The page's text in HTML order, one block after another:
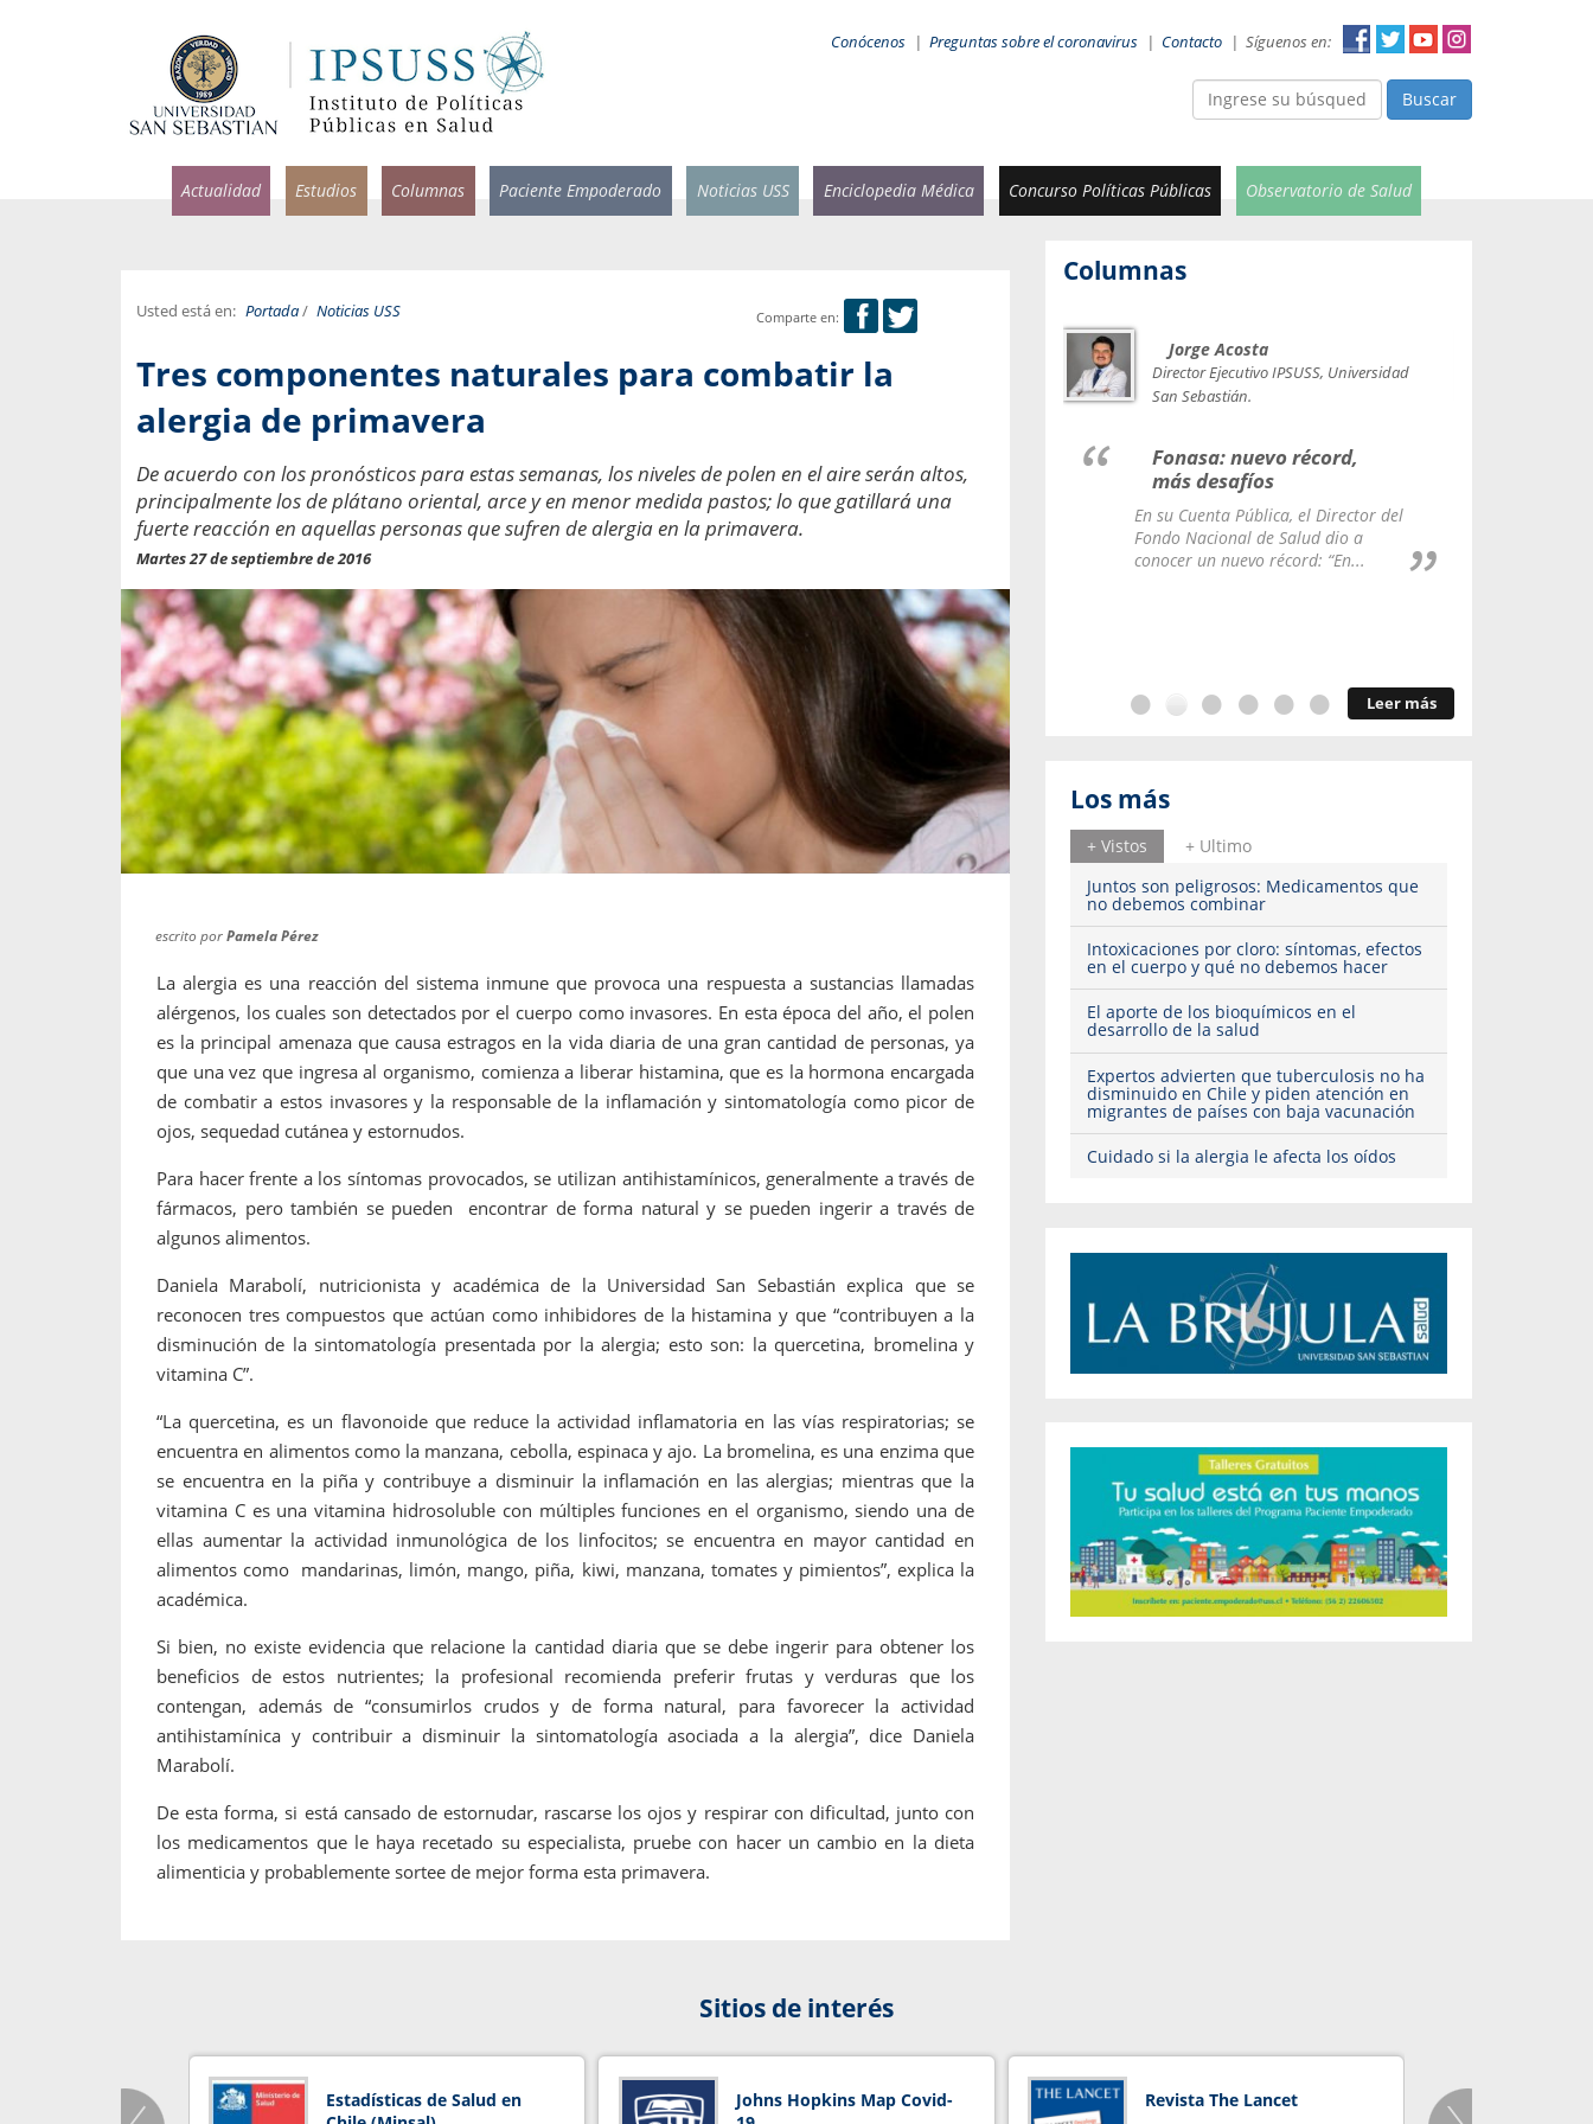
Conócenos | Preguntas sobre el coronavirus | Contacto | Síguenos en:
Buscar
Actualidad Estudios Columnas Paciente Empoderado Noticias USS Enciclopedia Médica Concurso Políticas Públicas Observatorio de Salud
Comparte en:
Usted está en: Portada/ Noticias USS
Tres componentes naturales para combatir la
alergia de primavera
De acuerdo con los pronósticos para estas semanas, los niveles de polen en el aire serán altos,
principalmente los de plátano oriental, arce y en menor medida pastos; lo que gatillará una
fuerte reacción en aquellas personas que sufren de alergia en la primavera.
Martes 27 de septiembre de 2016
escrito porPamela Pérez
La alergia es una reacción del sistema inmune que provoca una respuesta a sustancias llamadas
alérgenos, los cuales son detectados por el cuerpo como invasores. En esta época del año, el polen
es la principal amenaza que causa estragos en la vida diaria de una gran cantidad de personas, ya
que una vez que ingresa al organismo, comienza a liberar histamina, que es la hormona encargada
de combatir a estos invasores y la responsable de la inflamación y sintomatología como picor de
ojos, sequedad cutánea y estornudos.
Para hacer frente a los síntomas provocados, se utilizan antihistamínicos, generalmente a través de
fármacos, pero también se pueden encontrar de forma natural y se pueden ingerir a través de
algunos alimentos.
Daniela Marabolí, nutricionista y académica de la Universidad San Sebastián explica que se
reconocen tres compuestos que actúan como inhibidores de la histamina y que “contribuyen a la
disminución de la sintomatología presentada por la alergia; esto son: la quercetina, bromelina y
vitamina C”.
“La quercetina, es un flavonoide que reduce la actividad inflamatoria en las vías respiratorias; se
encuentra en alimentos como la manzana, cebolla, espinaca y ajo. La bromelina, es una enzima que
se encuentra en la piña y contribuye a disminuir la inflamación en las alergias; mientras que la
vitamina C es una vitamina hidrosoluble con múltiples funciones en el organismo, siendo una de
ellas aumentar la actividad inmunológica de los linfocitos; se encuentra en mayor cantidad en
alimentos como mandarinas, limón, mango, piña, kiwi, manzana, tomates y pimientos”, explica la
académica.
Si bien, no existe evidencia que relacione la cantidad diaria que se debe ingerir para obtener los
beneficios de estos nutrientes; la profesional recomienda preferir frutas y verduras que los
contengan, además de “consumirlos crudos y de forma natural, para favorecer la actividad
antihistamínica y contribuir a disminuir la sintomatología asociada a la alergia”, dice Daniela
Marabolí.
De esta forma, si está cansado de estornudar, rascarse los ojos y respirar con dificultad, junto con
los medicamentos que le haya recetado su especialista, pruebe con hacer un cambio en la dieta
alimenticia y probablemente sortee de mejor forma esta primavera.
Columnas
por incapacidad
entregados por la
sobre viajes al extranjero
Infectólogo y profesor asistente de
Usamos la palabra pandemia cuando
una enfermedad contagiosa se
propaga a un gran número de...
Decana facultad de Odontología,
salud bucal?
En Chile, nadie muere de caries ni de
enfermedades periodontales. Sin
Jorge Acosta
Director Ejecutivo IPSUSS, Universidad
San Sebastián.
Fonasa: nuevo récord,
más desafíos
En su Cuenta Pública, el Director del
Fondo Nacional de Salud dio a
conocer un nuevo récord: “En...
Leer más
Los más
+ Vistos
+ Ultimo
Juntos son peligrosos: Medicamentos que
no debemos combinar
Intoxicaciones por cloro: síntomas, efectos
en el cuerpo y qué no debemos hacer
El aporte de los bioquímicos en el
desarrollo de la salud
Expertos advierten que tuberculosis no ha
disminuido en Chile y piden atención en
migrantes de países con baja vacunación
Cuidado si la alergia le afecta los oídos
Sitios de interés
Estadísticas de Salud en
Johns Hopkins Map Covid-
Revista The Lancet